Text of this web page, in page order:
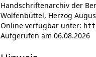
Handschriftenarchiv der
Wolfenbüttel, Herzog
Online verfügbar unter:
Aufgerufen am 06.08.2026